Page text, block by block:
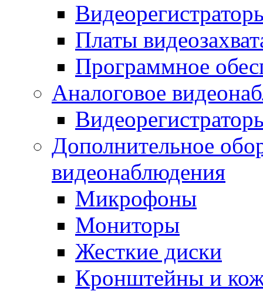
Платы
Программное
Аналоговое
Дополнительное
видеонаблюдения
Микрофоны
Мониторы
Жесткие диски
Кронштейны и